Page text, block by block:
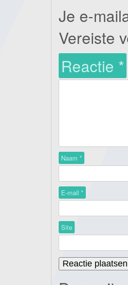
Je e-
Vereiste
Reactie *
Naam *
E-mail *
Site